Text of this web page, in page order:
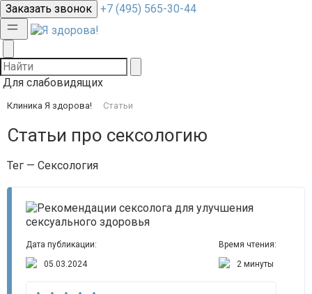
Заказать звонок
+7 (495) 565-30-44
Для слабовидящих
Клиника Я здорова! Статьи
Статьи про сексологию
Тег — Сексология
Дата публикации:
05.03.2024
Время чтения:
2 минуты